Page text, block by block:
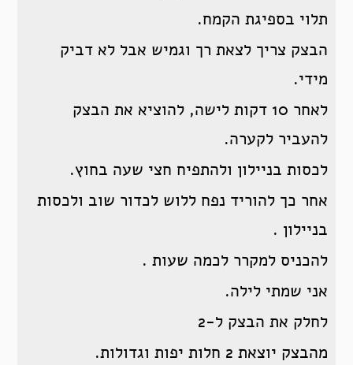
תלוי בספיגת הקמח.
הבצק צריך לצאת רך וגמיש אבל לא דביק
מידי.
לאחר 10 דקות לישה, להוציא את הבצק
להעביר לקערה.
לכסות בניילון ולהתפיח חצי שעה בחוץ.
אחר כך להוריד נפח ללוש לכדור שוב ולכסות
בניילון .
להכניס למקרר לכמה שעות .
אני שמתי לילה.
לחלק את הבצק ל-2
מהבצק יוצאת 2 חלות יפות וגדולות.